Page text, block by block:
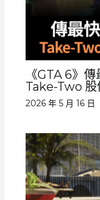
《GTA 6》
Take-Two 股
2026 年 5 月 16 日